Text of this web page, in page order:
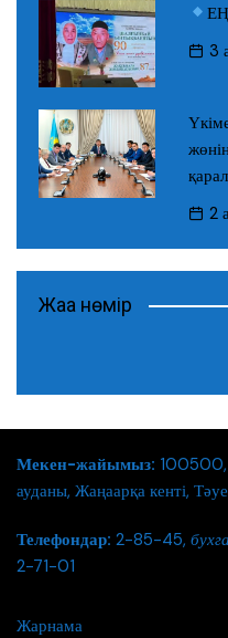
3
2
Жаңа нөмір
Мекен-жайымыз: 100500,
ауданы, Жаңаарқа кенті,
Телефондар: 2-85-45,
2-71-01
Жарнама